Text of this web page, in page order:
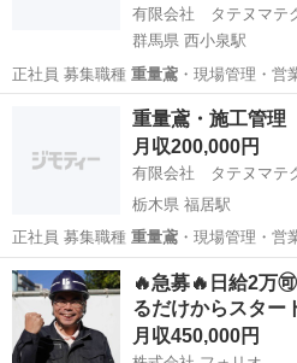
有限会社 タテヌマテ
群馬県 西小泉駅
正社員 募集職種 重量鳶・現場管理・営
館林市 西小泉駅 その他
重量鳶・施工管理
月収200,000円
有限会社 タテヌマテ
栃木県 福居駅
正社員 募集職種 重量鳶・現場管理・営
栃木 足利市 福居駅 その他
🔥急募🔥日給2万
るだけからスター
月収450,000円